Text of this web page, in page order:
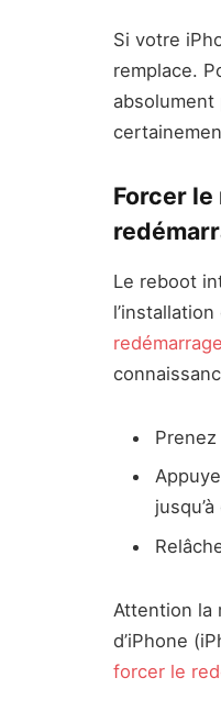
Si votre
remplace.
Forcer
Le reboot
Attention la
d’iPhone
forcer le